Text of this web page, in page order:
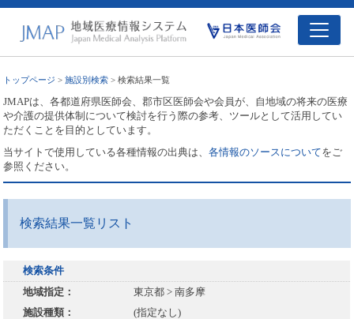
トップページ >施設別検索 > 検索結果一覧
JMAPは、各都道府県医師会、郡市区医師会や会員が、自地域の将来の医療
や介護の提供体制について検討を行う際の参考、ツールとして活用してい
ただくことを目的としています。
当サイトで使用している各種情報の出典は、各情報のソースについてをご
参照ください。
検索結果一覧リスト
検索条件
地域指定：
東京都 > 南多摩
施設種類：
(指定なし)